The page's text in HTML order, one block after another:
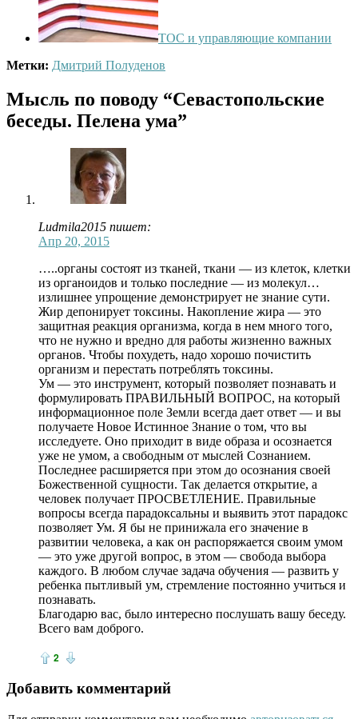
ТОС и управляющие компании
Метки: Дмитрий Полуденов
Мысль по поводу “Севастопольские
беседы. Пелена ума”
Ludmila2015 пишет:
Апр 20, 2015
…..органы состоят из тканей, ткани — из клеток, клетки
из органоидов и только последние — из молекул…
излишнее упрощение демонстрирует не знание сути.
Жир депонирует токсины. Накопление жира — это
защитная реакция организма, когда в нем много того,
что не нужно и вредно для работы жизненно важных
органов. Чтобы похудеть, надо хорошо почистить
организм и перестать потреблять токсины.
Ум — это инструмент, который позволяет познавать и
формулировать ПРАВИЛЬНЫЙ ВОПРОС, на который
информационное поле Земли всегда дает ответ — и вы
получаете Новое Истинное Знание о том, что вы
исследуете. Оно приходит в виде образа и осознается
уже не умом, а свободным от мыслей Сознанием.
Последнее расширяется при этом до осознания своей
Божественной сущности. Так делается открытие, а
человек получает ПРОСВЕТЛЕНИЕ. Правильные
вопросы всегда парадоксальны и выявить этот парадокс
позволяет Ум. Я бы не принижала его значение в
развитии человека, а как он распоряжается своим умом
— это уже другой вопрос, в этом — свобода выбора
каждого. В любом случае задача обучения — развить у
ребенка пытливый ум, стремление постоянно учиться и
познавать.
Благодарю вас, было интересно послушать вашу беседу.
Всего вам доброго.
2
Добавить комментарий